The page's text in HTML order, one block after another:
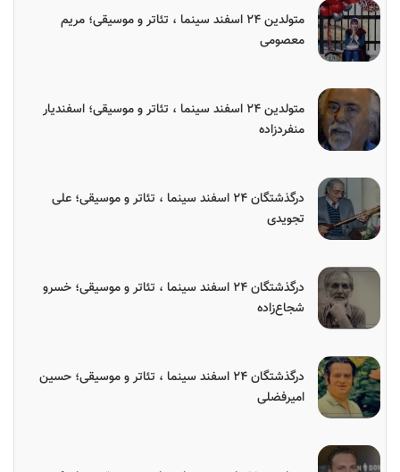
متولدین ۲۴ اسفند سینما ، تئاتر و موسیقی؛ مریم
معصومی
متولدین ۲۴ اسفند سینما ، تئاتر و موسیقی؛ اسفندیار
منفردزاده
درگذشتگان ۲۴ اسفند سینما ، تئاتر و موسیقی؛ علی
تجویدی
درگذشتگان ۲۴ اسفند سینما ، تئاتر و موسیقی؛ خسرو
شجاع‌زاده
درگذشتگان ۲۴ اسفند سینما ، تئاتر و موسیقی؛ حسین
امیرفضلی